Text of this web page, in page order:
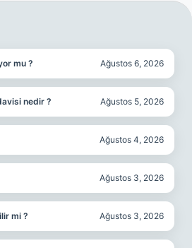
mu ? Ağustos 6, 2026
nedir ? Ağustos 5, 2026
Ağustos 4, 2026
Ağustos 3, 2026
mi ? Ağustos 3, 2026